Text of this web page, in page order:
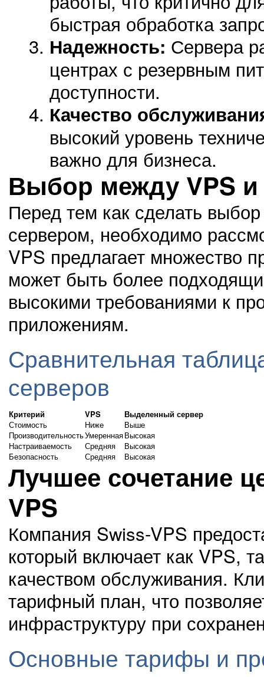
быстрая обработка
Надежность: Сервера
центрах с резервным
доступности.
Качество
высокий уровень
важно для бизнеса.
Выбор между VPS
Перед тем как сделать
сервером, необходимо
VPS предлагает множество
может быть более
высокими требованиями к
приложениям.
Сравнительная
серверов
Критерий VPS
Выделенный сервер
Стоимость
Ниже
Выше
ПроизводительностьУмереннаяВысокая
Настраиваемость
Средняя
Высокая
Безопасность
Средняя Высокая
Лучшее сочетание
VPS
Компания Swiss-VPS
который включает как VPS,
качеством обслуживания.
тарифный план, что
инфраструктуру при
Основные тарифы и